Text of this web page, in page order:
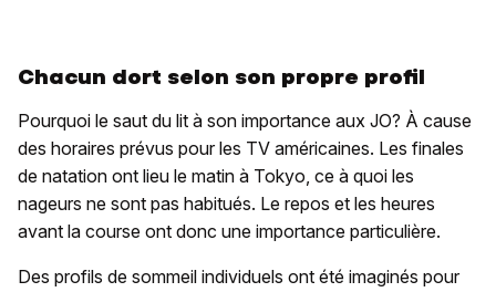
Chacun dort selon son propre profil
Pourquoi le saut du lit à son importance aux JO? À cause
des horaires prévus pour les TV américaines. Les finales
de natation ont lieu le matin à Tokyo, ce à quoi les
nageurs ne sont pas habitués. Le repos et les heures
avant la course ont donc une importance particulière.
Des profils de sommeil individuels ont été imaginés pour